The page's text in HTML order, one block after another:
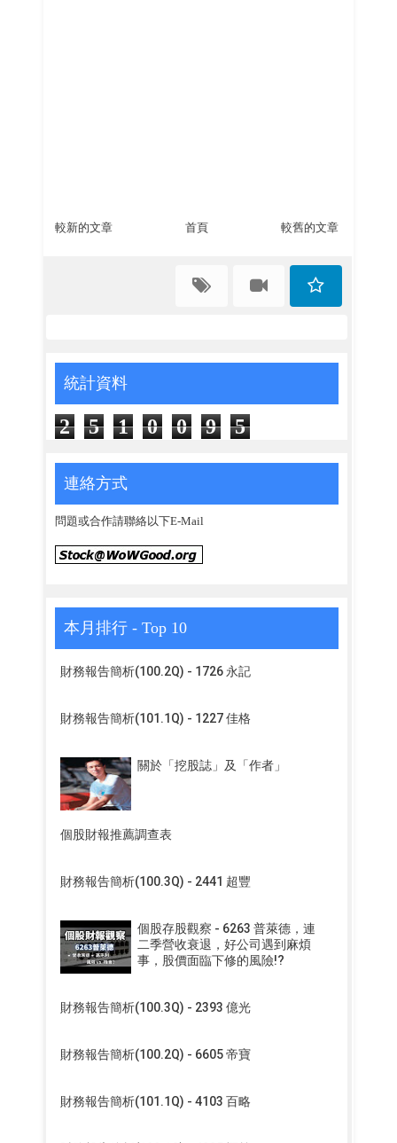
較新的文章 較舊的文章
首頁
統計資料
2 5 1 0 0 9 5
連絡方式
問題或合作請聯絡以下E-Mail
本月排行 - Top 10
財務報告簡析(100.2Q) - 1726 永記
財務報告簡析(101.1Q) - 1227 佳格
關於「挖股誌」及「作者」
個股財報推薦調查表
財務報告簡析(100.3Q) - 2441 超豐
個股存股觀察 - 6263 普萊德，連
二季營收衰退，好公司遇到麻煩
事，股價面臨下修的風險!?
財務報告簡析(100.3Q) - 2393 億光
財務報告簡析(100.2Q) - 6605 帝寶
財務報告簡析(101.1Q) - 4103 百略